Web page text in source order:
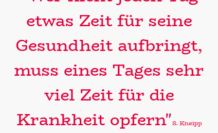
etwas Zeit für seine
Gesundheit aufbringt,
muss eines Tages sehr
viel Zeit für die
Krankheit opfern"S. Kneipp